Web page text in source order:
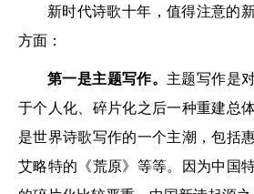
新时代诗歌十年，值得注意的
方面：
第一是主题写作。 主题写作是
于个人化、碎片化之后一种重建总
是世界诗歌写作的一个主潮，包括
艾略特的《荒原》等等。因为中国